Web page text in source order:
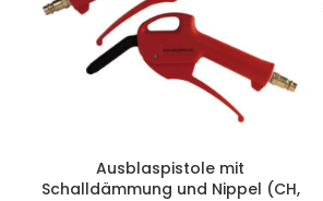
Ausblaspistole mit
Schalldämmung und Nippel (CH,